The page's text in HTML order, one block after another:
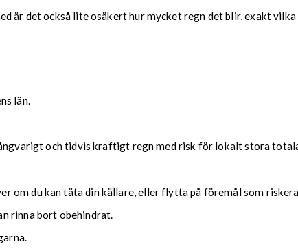
är det också lite osäkert hur mycket regn det blir, exakt
län.
och tidvis kraftigt regn med risk för lokalt stora
om du kan täta din källare, eller flytta på föremål som
rinna bort obehindrat.